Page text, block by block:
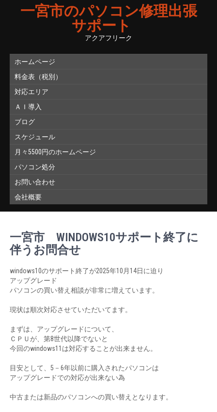
一宮市のパソコン修理出張
サポート
アクアフリーク
ホームページ
料金表（税別）
対応エリア
ＡＩ導入
ブログ
スケジュール
月々5500円のホームページ
パソコン処分
お問い合わせ
会社概要
一宮市 WINDOWS10サポート終了に
伴うお問合せ
windows10のサポート終了が2025年10月14日に迫り
アップグレード
パソコンの買い替え相談が非常に増えています。
現状は順次対応させていただいてます。
まずは、アップグレードについて、
ＣＰＵが、第8世代以降でないと
今回のwindows11は対応することが出来ません。
目安として、5－6年以前に購入されたパソコンは
アップグレードでの対応が出来ない為
中古または新品のパソコンへの買い替えとなります。